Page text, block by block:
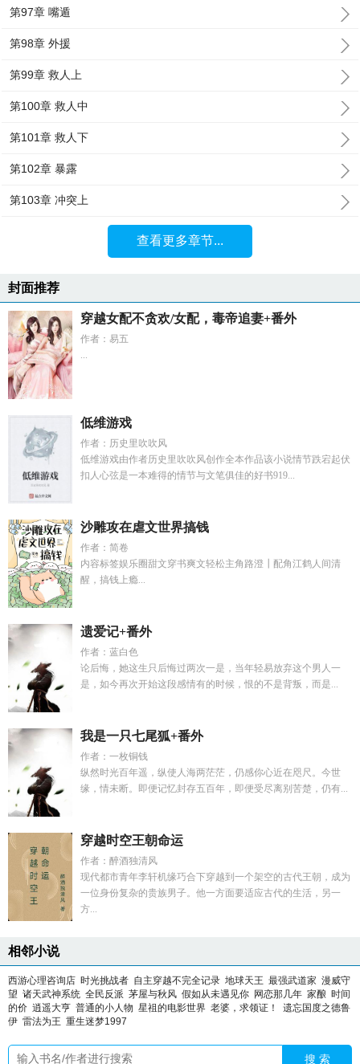
第97章 嘴遁
第98章 外援
第99章 救人上
第100章 救人中
第101章 救人下
第102章 暴露
第103章 冲突上
查看更多章节...
封面推荐
穿越女配不贪欢/女配，毒帝追妻+番外
作者：易五
...
低维游戏
作者：历史里吹吹风
低维游戏由作者历史里吹吹风创作全本作品该小说情节跌宕起伏
扣人心弦是一本难得的情节与文笔俱佳的好书919...
沙雕攻在虐文世界搞钱
作者：简卷
内容标签娱乐圈甜文穿书爽文轻松主角路澄┃配角江鹤人间清
醒，搞钱上瘾...
遗爱记+番外
作者：蓝白色
论后悔，她这生只后悔过两次一是，当年轻易放弃这个男人一
是，如今再次开始这段感情有的时候，恨的不是背叛，而是...
我是一只七尾狐+番外
作者：一枚铜钱
纵然时光百年遥，纵使人海两茫茫，仍感你心近在咫尺。今世
缘，情未断。即便记忆封存五百年，即便受尽离别苦楚，仍有...
穿越时空王朝命运
作者：醉酒独清风
现代都市青年李轩机缘巧合下穿越到一个架空的古代王朝，成为
一位身份复杂的贵族男子。他一方面要适应古代的生活，另一
方...
相邻小说
西游心理咨询店 时光挑战者 自主穿越不完全记录 地球天王 最强武道家 漫威守
望 诸天武神系统 全民反派 茅屋与秋风 假如从未遇见你 网恋那几年 家酿 时间
的价 逍遥大亨 普通的小人物 星祖的电影世界 老婆，求领证！
遗忘国度之德鲁
伊 雷法为王 重生迷梦1997
搜 索